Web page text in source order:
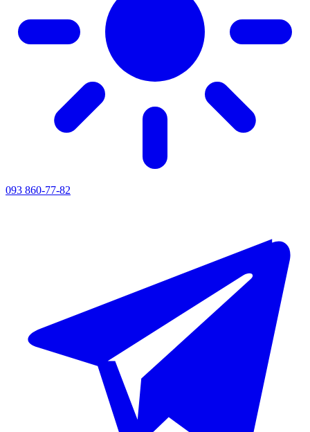
093 860-77-82